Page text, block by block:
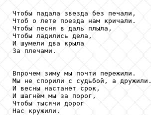
Чтобы падала звезда без печали,
Чтоб о лете поезда нам кричали.
Чтобы песня в даль плыла,
Чтобы ладились дела,
И шумели два крыла
За плечами.
Впрочем зиму мы почти пережили.
Мы не спорили с судьбой, а дружили.
И весны настанет срок,
И шагнём мы за порог,
Чтобы тысячи дорог
Нас кружили.